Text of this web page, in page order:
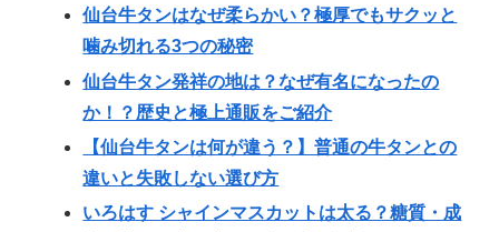
仙台牛タンはなぜ柔らかい？極厚でもサクッと
噛み切れる3つの秘密
仙台牛タン発祥の地は？なぜ有名になったの
か！？歴史と極上通販をご紹介
【仙台牛タンは何が違う？】普通の牛タンとの
違いと失敗しない選び方
いろはす シャインマスカットは太る？糖質・成